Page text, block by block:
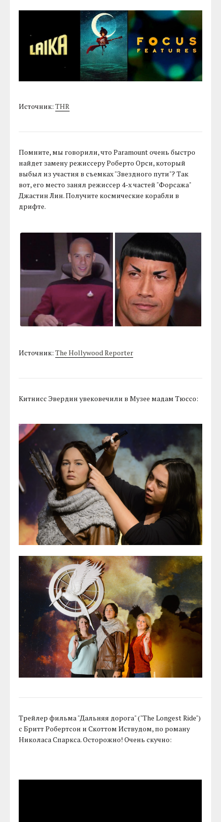
Источник:THR
Помните, мы говорили, что Paramount очень быстро
найдет замену режиссеру Роберто Орси, который
выбыл из участия в съемках "Звездного пути"? Так
вот, его место занял режиссер 4-х частей "Форсажа"
Джастин Лин. Получите космические корабли в
дрифте.
Источник:The Hollywood Reporter
Китнисс Эвердин увековечили в Музее мадам Тюссо:
Трейлер фильма "Дальняя дорога" ("The Longest Ride")
с Бритт Робертсон и Скоттом Иствудом, по роману
Николаса Спаркса. Осторожно! Очень скучно: